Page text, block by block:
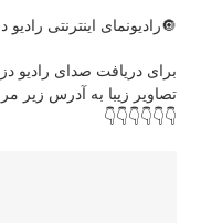
🔘رادیونمای اینترنتی
برای دریافت صدای رادیو
تصاویر زیبا به آدرس زیر
👇👇👇👇👇👇